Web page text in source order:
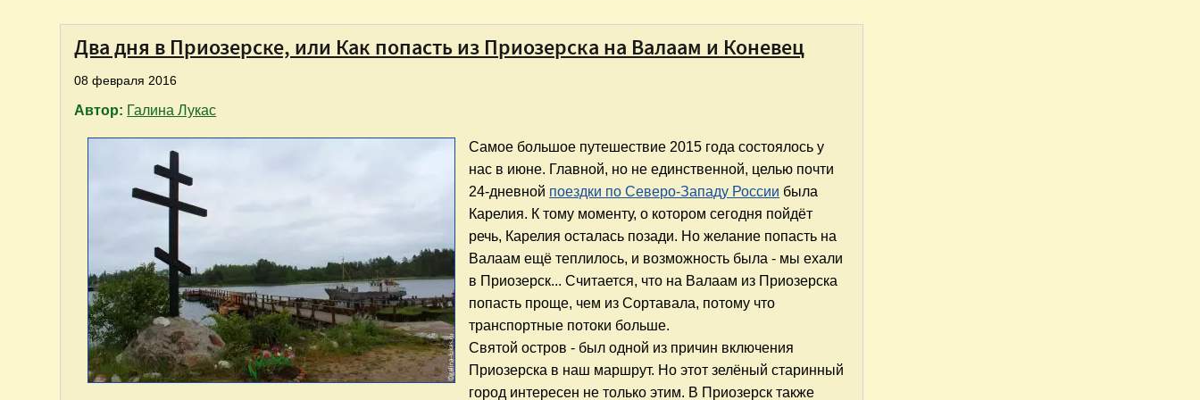
Два дня в Приозерске, или Как попасть из Приозерска на Валаам и Коневец
08 февраля 2016
Автор: Галина Лукас
Самое большое путешествие 2015 года состоялось у
нас в июне. Главной, но не единственной, целью почти
24-дневной поездки по Северо-Западу России была
Карелия. К тому моменту, о котором сегодня пойдёт
речь, Карелия осталась позади. Но желание попасть на
Валаам ещё теплилось, и возможность была - мы ехали
в Приозерск... Считается, что на Валаам из Приозерска
попасть проще, чем из Сортавала, потому что
транспортные потоки больше.
Святой остров - был одной из причин включения
Приозерска в наш маршрут. Но этот зелёный старинный
город интересен не только этим. В Приозерск также